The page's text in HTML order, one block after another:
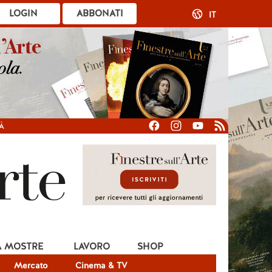
ABBONATI
LOGIN IT
Mercato Cinema & TV
MOSTRE LAVORO SHOP